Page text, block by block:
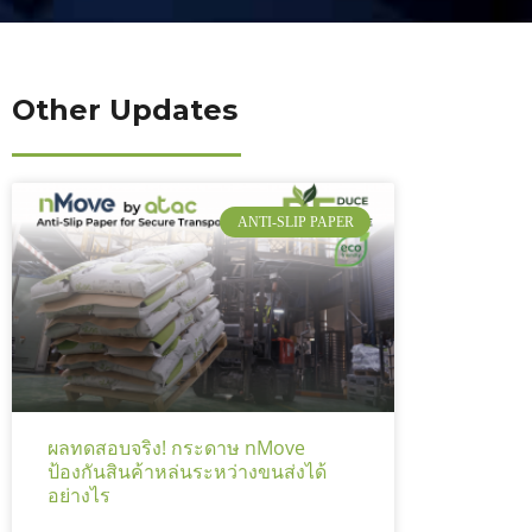
Other Updates
ANTI-SLIP PAPER
ผลทดสอบจริง! กระดาษ nMove
ป้องกันสินค้าหล่นระหว่างขนส่งได้
อย่างไร